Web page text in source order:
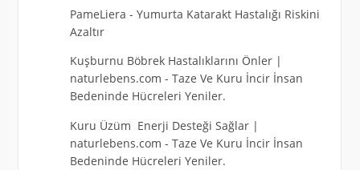
PameLiera - Yumurta Katarakt Hastalığı Riskini
Azaltır
Kuşburnu Böbrek Hastalıklarını Önler |
naturlebens.com - Taze Ve Kuru İncir İnsan
Bedeninde Hücreleri Yeniler.
Kuru Üzüm Enerji Desteği Sağlar |
naturlebens.com - Taze Ve Kuru İncir İnsan
Bedeninde Hücreleri Yeniler.